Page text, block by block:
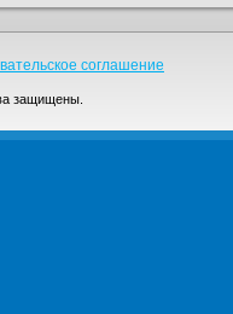
соглашение
защищены.